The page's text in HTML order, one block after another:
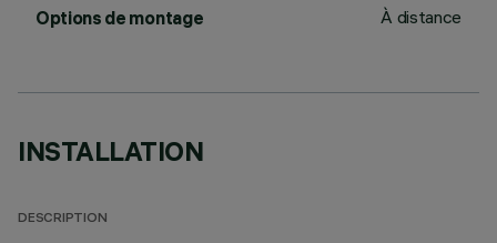
Options de montage À distance
INSTALLATION
DESCRIPTION